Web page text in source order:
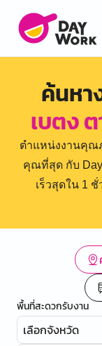
ค้นหา
เบตง ต
ตำแหน่งงานคุณ
คุณที่สุด กับ
เร็วสุดใน 1
พื้นที่สะดวกรับงาน
เลือกจังหวัด